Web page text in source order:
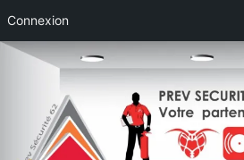
Connexion
Aller